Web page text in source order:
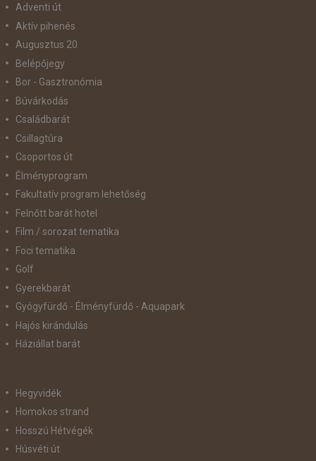
Adventi út
Aktív pihenés
Augusztus 20
Belépőjegy
Bor - Gasztronómia
Búvárkodás
Családbarát
Csillagtúra
Csoportos út
Élményprogram
Fakultatív program lehetőség
Felnőtt barát hotel
Film / sorozat tematika
Foci tematika
Golf
Gyerekbarát
Gyógyfürdő - Élményfürdő - Aquapark
Hajós kirándulás
Háziállat barát
Hegyvidék
Homokos strand
Hosszú Hétvégék
Húsvéti út